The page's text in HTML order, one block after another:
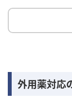
外用薬対応